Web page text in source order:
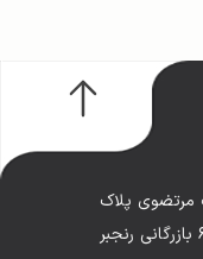
مرتضوی پلاک